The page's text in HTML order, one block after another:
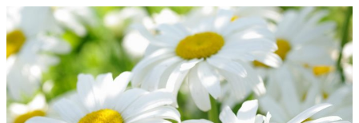
Перейти
к
содержимому